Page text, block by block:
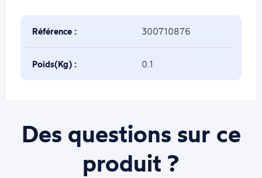
Référence : 300710876
Poids(Kg) : 0.1
Des questions sur ce
produit ?